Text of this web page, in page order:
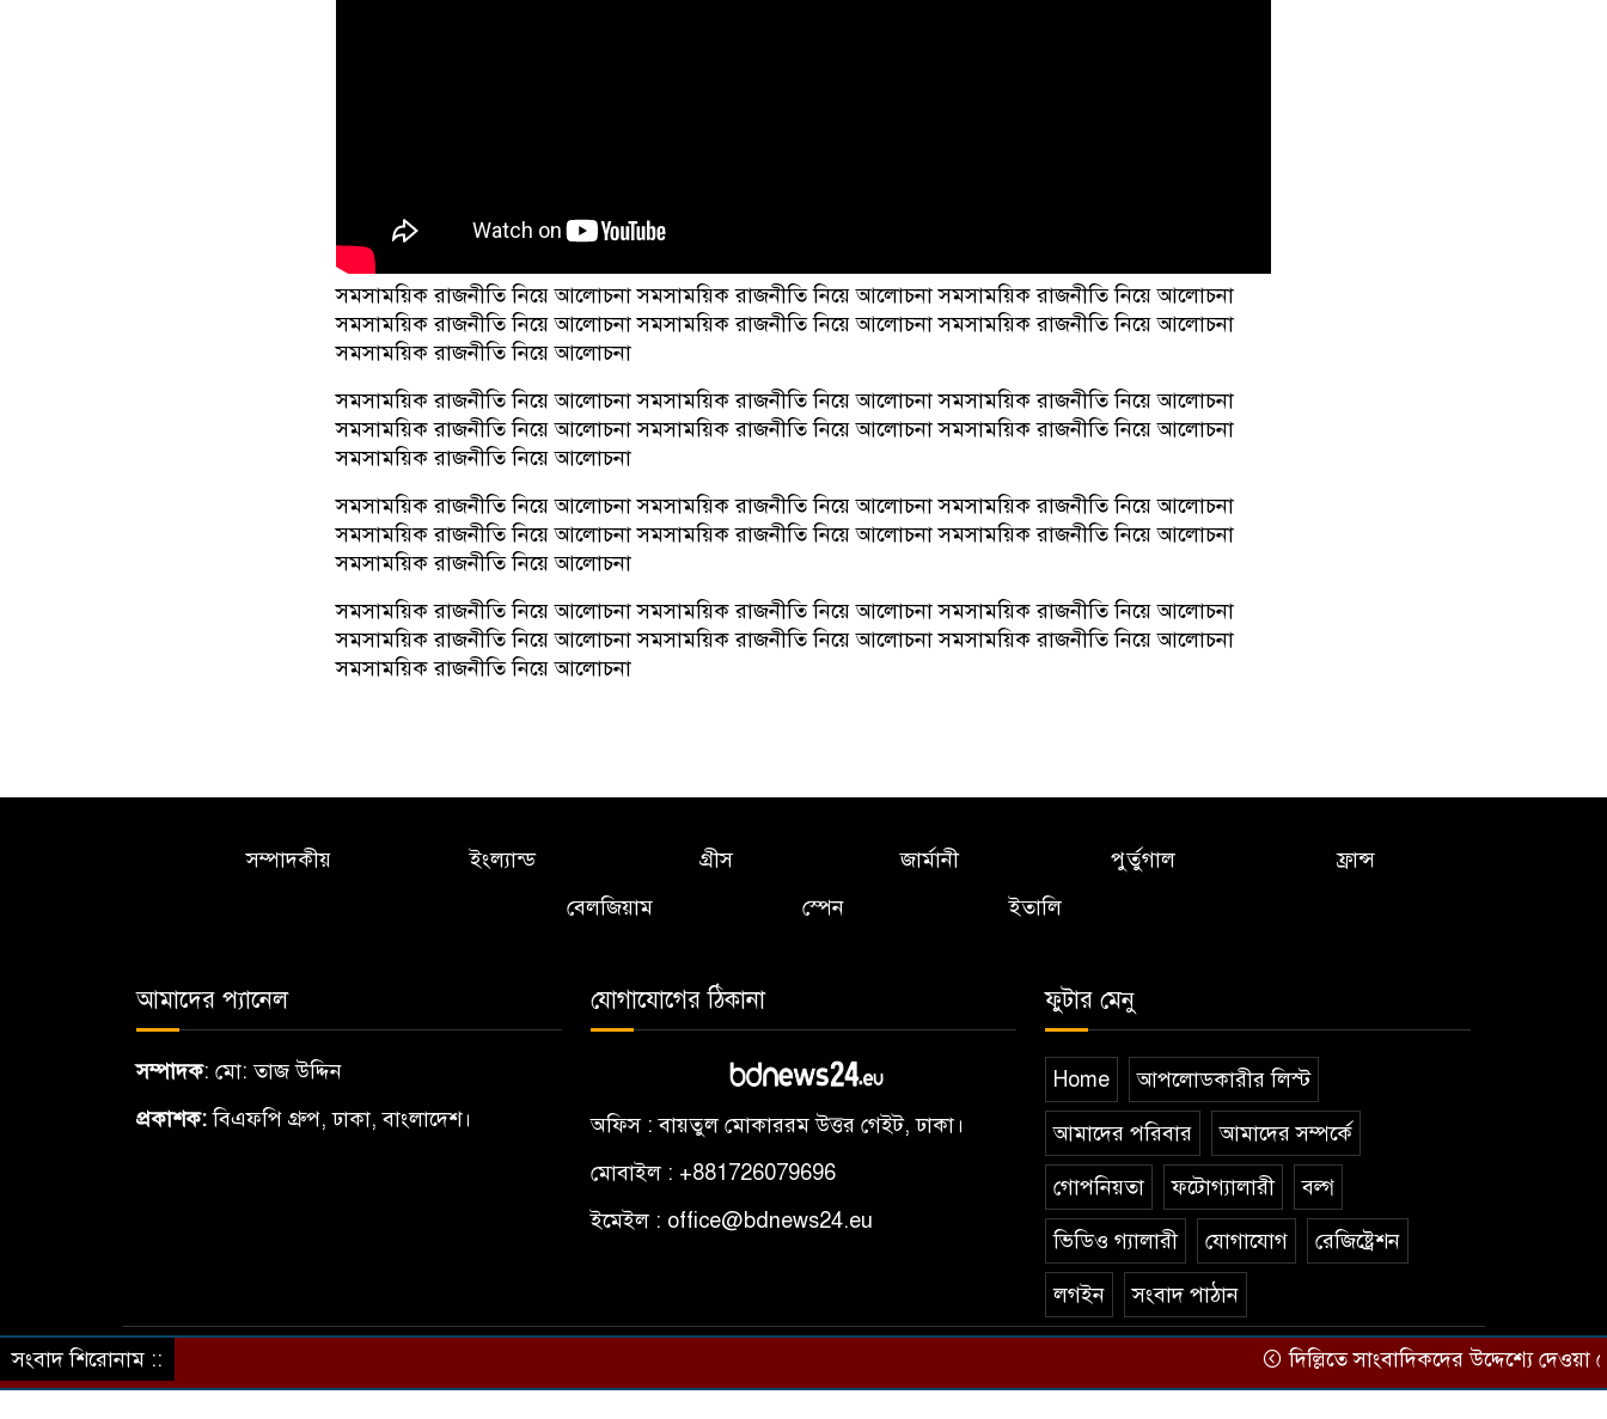
সমসাময়িক রাজনীতি নিয়ে আলোচনা সমসাময়িক রাজনীতি নিয়ে আলোচনা সমসাময়িক রাজনীতি নিয়ে আলোচনা
সমসাময়িক রাজনীতি নিয়ে আলোচনা সমসাময়িক রাজনীতি নিয়ে আলোচনা সমসাময়িক রাজনীতি নিয়ে আলোচনা
সমসাময়িক রাজনীতি নিয়ে আলোচনা
সমসাময়িক রাজনীতি নিয়ে আলোচনা সমসাময়িক রাজনীতি নিয়ে আলোচনা সমসাময়িক রাজনীতি নিয়ে আলোচনা
সমসাময়িক রাজনীতি নিয়ে আলোচনা সমসাময়িক রাজনীতি নিয়ে আলোচনা সমসাময়িক রাজনীতি নিয়ে আলোচনা
সমসাময়িক রাজনীতি নিয়ে আলোচনা
সমসাময়িক রাজনীতি নিয়ে আলোচনা সমসাময়িক রাজনীতি নিয়ে আলোচনা সমসাময়িক রাজনীতি নিয়ে আলোচনা
সমসাময়িক রাজনীতি নিয়ে আলোচনা সমসাময়িক রাজনীতি নিয়ে আলোচনা সমসাময়িক রাজনীতি নিয়ে আলোচনা
সমসাময়িক রাজনীতি নিয়ে আলোচনা
সমসাময়িক রাজনীতি নিয়ে আলোচনা সমসাময়িক রাজনীতি নিয়ে আলোচনা সমসাময়িক রাজনীতি নিয়ে আলোচনা
সমসাময়িক রাজনীতি নিয়ে আলোচনা সমসাময়িক রাজনীতি নিয়ে আলোচনা সমসাময়িক রাজনীতি নিয়ে আলোচনা
সমসাময়িক রাজনীতি নিয়ে আলোচনা
সম্পাদকীয় ইংল্যান্ড গ্রীস জার্মানী পুর্তুগাল
ফ্রান্স
বেলজিয়াম
স্পেন ইতালি
আমাদের প্যানেল
সম্পাদক: মো: তাজ উদ্দিন
প্রকাশক:বিএফপি গ্রুপ, ঢাকা, বাংলাদেশ।
যোগাযোগের ঠিকানা
অফিস : বায়তুল মোকাররম উত্তর গেইট, ঢাকা।
মোবাইল : +881726079696
ইমেইল : office@bdnews24.eu
ফুটার মেনু
Home আপলোডকারীর লিস্ট
আমাদের পরিবার আমাদের সম্পর্কে
গোপনিয়তা ফটোগ্যালারী বল্গ
ভিডিও গ্যালারী যোগাযোগ রেজিষ্ট্রেশন
লগইন সংবাদ পাঠান
© All rights reserved © by bdnews24.eu Theme Developed BY ThemesBazar.Com
সংবাদ শিরোনাম :: দিল্লিতে সাংবাদিকদের উদ্দেশ্যে দেওয়া